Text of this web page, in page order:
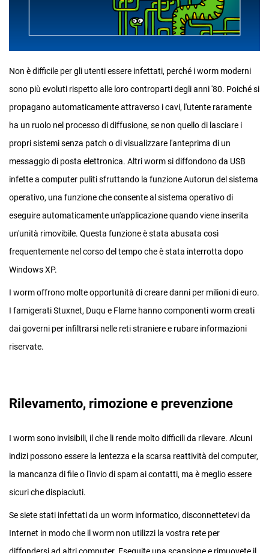
Non è difficile per gli utenti essere infettati, perché i worm moderni
sono più evoluti rispetto alle loro controparti degli anni '80. Poiché si
propagano automaticamente attraverso i cavi, l'utente raramente
ha un ruolo nel processo di diffusione, se non quello di lasciare i
propri sistemi senza patch o di visualizzare l'anteprima di un
messaggio di posta elettronica. Altri worm si diffondono da USB
infette a computer puliti sfruttando la funzione Autorun del sistema
operativo, una funzione che consente al sistema operativo di
eseguire automaticamente un'applicazione quando viene inserita
un'unità rimovibile. Questa funzione è stata abusata così
frequentemente nel corso del tempo che è stata interrotta dopo
Windows XP.
I worm offrono molte opportunità di creare danni per milioni di euro.
I famigerati Stuxnet, Duqu e Flame hanno componenti worm creati
dai governi per infiltrarsi nelle reti straniere e rubare informazioni
riservate.
Rilevamento, rimozione e prevenzione
I worm sono invisibili, il che li rende molto difficili da rilevare. Alcuni
indizi possono essere la lentezza e la scarsa reattività del computer,
la mancanza di file o l'invio di spam ai contatti, ma è meglio essere
sicuri che dispiaciuti.
Se siete stati infettati da un worm informatico, disconnettetevi da
Internet in modo che il worm non utilizzi la vostra rete per